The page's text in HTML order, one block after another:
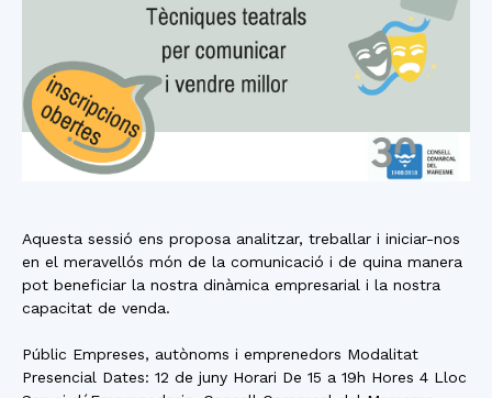
Aquesta sessió ens proposa analitzar, treballar i iniciar-nos
en el meravellós món de la comunicació i de quina manera
pot beneficiar la nostra dinàmica empresarial i la nostra
capacitat de venda.
Públic Empreses, autònoms i emprenedors Modalitat
Presencial Dates: 12 de juny Horari De 15 a 19h Hores 4 Lloc